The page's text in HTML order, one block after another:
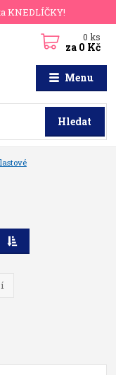
KNEDLÍČKY!
Menu
Hledat
0ks
za 0 Kč